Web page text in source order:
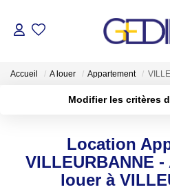
Accueil A louer Appartement
Modifier les critères
Type de bien
Budget max
Location
VILLEURBANNE
louer à